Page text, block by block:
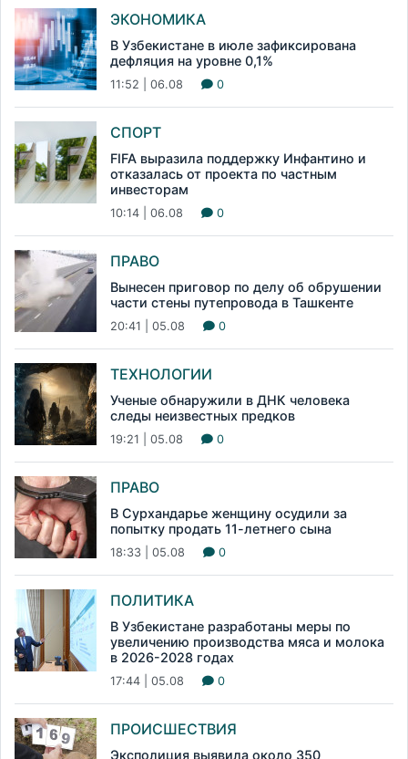
ЭКОНОМИКА
В Узбекистане в июле зафиксирована
дефляция на уровне 0,1%
11:52 | 06.08 0
СПОРТ
FIFA выразила поддержку Инфантино и
отказалась от проекта по частным
инвесторам
10:14 | 06.08 0
ПРАВО
Вынесен приговор по делу об обрушении
части стены путепровода в Ташкенте
20:41 | 05.08 0
ТЕХНОЛОГИИ
Ученые обнаружили в ДНК человека
следы неизвестных предков
19:21 | 05.08 0
ПРАВО
В Сурхандарье женщину осудили за
попытку продать 11-летнего сына
18:33 | 05.08 0
ПОЛИТИКА
В Узбекистане разработаны меры по
увеличению производства мяса и молока
в 2026-2028 годах
17:44 | 05.08 0
ПРОИСШЕСТВИЯ
Эксполиция выявила около 350